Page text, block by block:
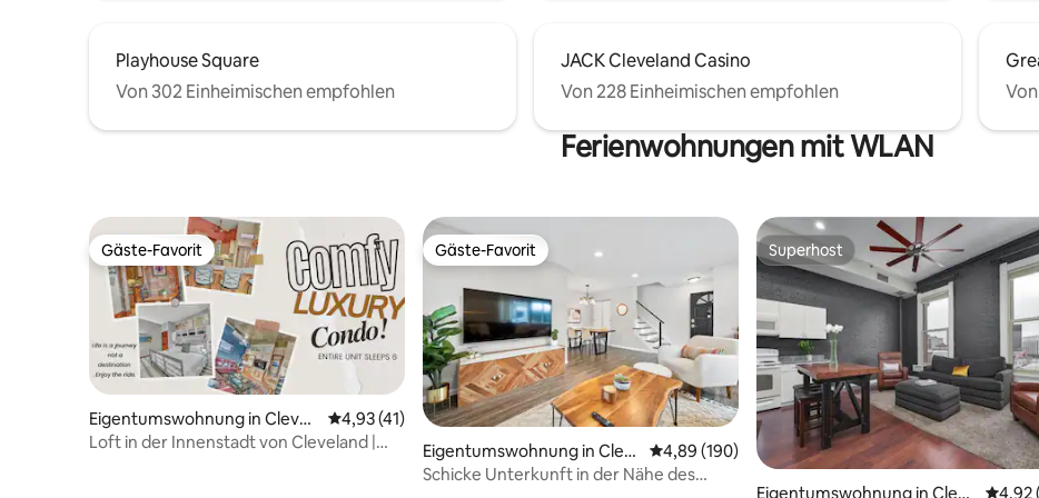
Playhouse Square
Von 302 Einheimischen empfohlen
JACK Cleveland Casino
Von 228 Einheimischen empfohlen
Ferienwohnungen mit WLAN
Gäste-Favorit
Gäste-Favorit
Eigentumswohnung in Clevel
and
Durchschnittliche Bewertung: 4,93 von 5, 41 Bewertungen
4,93 (41)
Loft in der Innenstadt von Cleveland |
Gäste-Favorit
Gäste-Favorit
Eigentumswohnung in Clev
eland
Durchschnittliche Bewertung: 4,89 von 5, 190
4,89 (190)
Schicke Unterkunft in der Nähe des
Superhost
Superhost
Eigentumswohnung in Cleve
4,92